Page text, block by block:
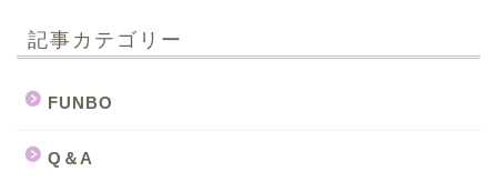
記事カテゴリー
FUNBO
Q＆A